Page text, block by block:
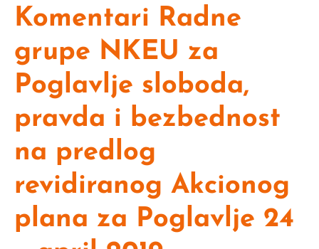
Komentari Radne
grupe NKEU za
Poglavlje sloboda,
pravda i bezbednost
na predlog
revidiranog Akcionog
plana za Poglavlje 24